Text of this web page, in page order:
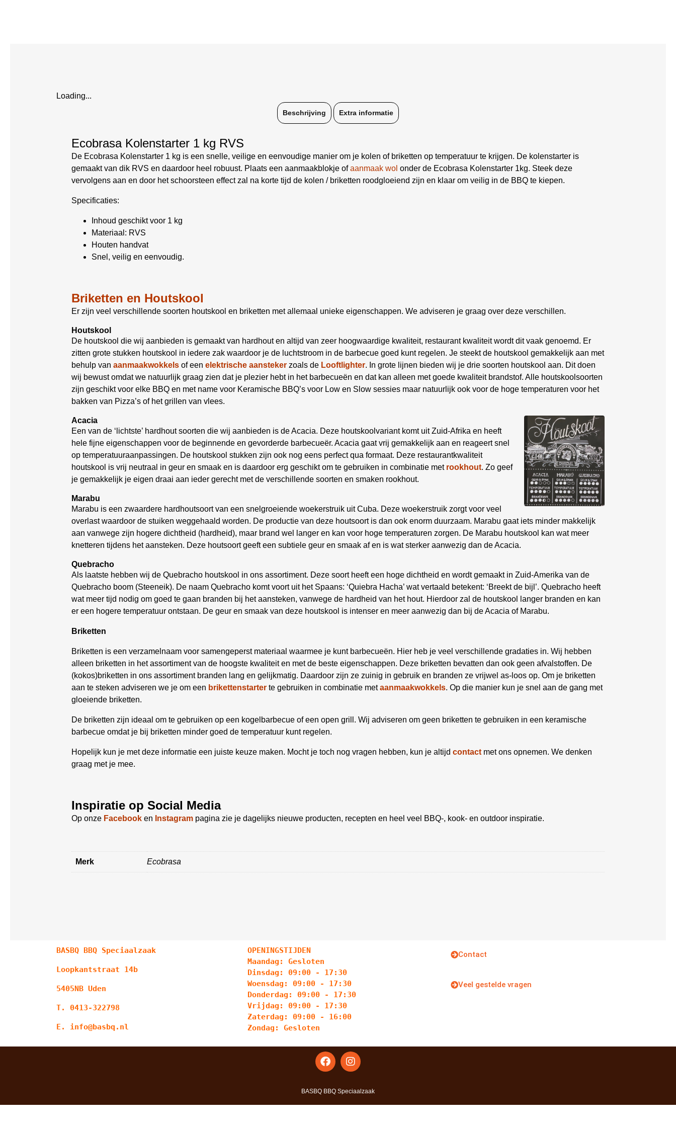
Loading...
Beschrijving Extra informatie
Ecobrasa Kolenstarter 1 kg RVS
De Ecobrasa Kolenstarter 1 kg is een snelle, veilige en eenvoudige manier om je kolen of briketten op temperatuur te krijgen. De kolenstarter is
gemaakt van dik RVS en daardoor heel robuust. Plaats een aanmaakblokje ofaanmaak wol onder de Ecobrasa Kolenstarter 1kg. Steek deze
vervolgens aan en door het schoorsteen effect zal na korte tijd de kolen / briketten roodgloeiend zijn en klaar om veilig in de BBQ te kiepen.
Specificaties:
Inhoud geschikt voor 1 kg
Materiaal: RVS
Houten handvat
Snel, veilig en eenvoudig.
Briketten en Houtskool
Er zijn veel verschillende soorten houtskool en briketten met allemaal unieke eigenschappen. We adviseren je graag over deze verschillen.
Houtskool
De houtskool die wij aanbieden is gemaakt van hardhout en altijd van zeer hoogwaardige kwaliteit, restaurant kwaliteit wordt dit vaak genoemd. Er
zitten grote stukken houtskool in iedere zak waardoor je de luchtstroom in de barbecue goed kunt regelen. Je steekt de houtskool gemakkelijk aan met
behulp van aanmaakwokkels of een elektrische aansteker zoals de Looftlighter. In grote lijnen bieden wij je drie soorten houtskool aan. Dit doen
wij bewust omdat we natuurlijk graag zien dat je plezier hebt in het barbecueën en dat kan alleen met goede kwaliteit brandstof. Alle houtskoolsoorten
zijn geschikt voor elke BBQ en met name voor Keramische BBQ’s voor Low en Slow sessies maar natuurlijk ook voor de hoge temperaturen voor het
bakken van Pizza’s of het grillen van vlees.
Acacia
Een van de ‘lichtste’ hardhout soorten die wij aanbieden is de Acacia. Deze houtskoolvariant komt uit Zuid-Afrika en heeft
hele fijne eigenschappen voor de beginnende en gevorderde barbecueër. Acacia gaat vrij gemakkelijk aan en reageert snel
op temperatuuraanpassingen. De houtskool stukken zijn ook nog eens perfect qua formaat. Deze restaurantkwaliteit
houtskool is vrij neutraal in geur en smaak en is daardoor erg geschikt om te gebruiken in combinatie met rookhout. Zo geef
je gemakkelijk je eigen draai aan ieder gerecht met de verschillende soorten en smaken rookhout.
Marabu
Marabu is een zwaardere hardhoutsoort van een snelgroeiende woekerstruik uit Cuba. Deze woekerstruik zorgt voor veel
overlast waardoor de stuiken weggehaald worden. De productie van deze houtsoort is dan ook enorm duurzaam. Marabu gaat iets minder makkelijk
aan vanwege zijn hogere dichtheid (hardheid), maar brand wel langer en kan voor hoge temperaturen zorgen. De Marabu houtskool kan wat meer
knetteren tijdens het aansteken. Deze houtsoort geeft een subtiele geur en smaak af en is wat sterker aanwezig dan de Acacia.
Quebracho
Als laatste hebben wij de Quebracho houtskool in ons assortiment. Deze soort heeft een hoge dichtheid en wordt gemaakt in Zuid-Amerika van de
Quebracho boom (Steeneik). De naam Quebracho komt voort uit het Spaans: ‘Quiebra Hacha’ wat vertaald betekent: ‘Breekt de bijl’. Quebracho heeft
wat meer tijd nodig om goed te gaan branden bij het aansteken, vanwege de hardheid van het hout. Hierdoor zal de houtskool langer branden en kan
er een hogere temperatuur ontstaan. De geur en smaak van deze houtskool is intenser en meer aanwezig dan bij de Acacia of Marabu.
Briketten
Briketten is een verzamelnaam voor samengeperst materiaal waarmee je kunt barbecueën. Hier heb je veel verschillende gradaties in. Wij hebben
alleen briketten in het assortiment van de hoogste kwaliteit en met de beste eigenschappen. Deze briketten bevatten dan ook geen afvalstoffen. De
(kokos)briketten in ons assortiment branden lang en gelijkmatig. Daardoor zijn ze zuinig in gebruik en branden ze vrijwel as-loos op. Om je briketten
aan te steken adviseren we je om een brikettenstarter te gebruiken in combinatie metaanmaakwokkels. Op die manier kun je snel aan de gang met
gloeiende briketten.
De briketten zijn ideaal om te gebruiken op een kogelbarbecue of een open grill. Wij adviseren om geen briketten te gebruiken in een keramische
barbecue omdat je bij briketten minder goed de temperatuur kunt regelen.
Hopelijk kun je met deze informatie een juiste keuze maken. Mocht je toch nog vragen hebben, kun je altijd contact met ons opnemen. We denken
graag met je mee.
Inspiratie op Social Media
Op onze Facebook en Instagram pagina zie je dagelijks nieuwe producten, recepten en heel veel BBQ-, kook- en outdoor inspiratie.
Merk Ecobrasa
BASBQ BBQ Speciaalzaak
Loopkantstraat 14b
5405NB Uden
T. 0413-322798
E. info@basbq.nl
OPENINGSTIJDEN
Maandag: Gesloten
Dinsdag: 09:00 - 17:30
Woensdag: 09:00 - 17:30
Donderdag: 09:00 - 17:30
Vrijdag: 09:00 - 17:30
Zaterdag: 09:00 - 16:00
Zondag: Gesloten
Contact
Veel gestelde vragen
BASBQ BBQ Speciaalzaak